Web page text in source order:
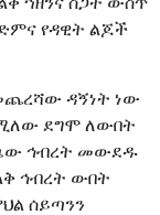
የዳዊት ልጆች
ዳኝነት ነው
ደግሞ ለውበት
ኅብረት መውደዱ
ኅብረት ውበት
ሰይጣንን